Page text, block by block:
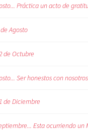
Práctica un acto de
Agosto
de Octubre
Ser honestos con
de Diciembre
Esta ocurriendo un